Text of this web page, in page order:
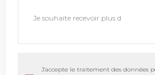
J'accepte le traitement des données